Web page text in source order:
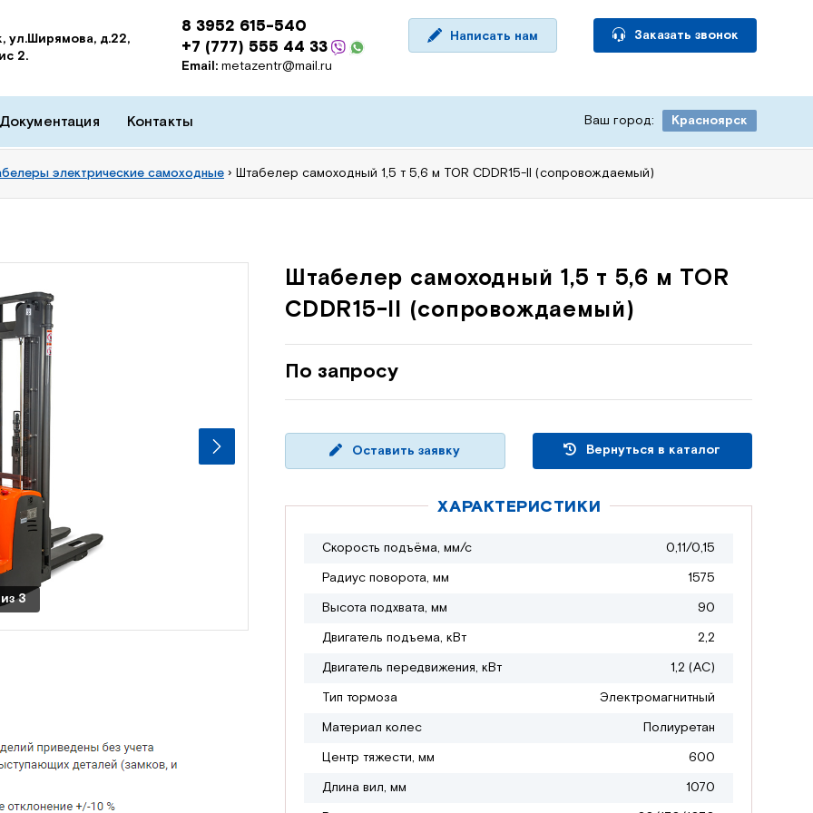
ул.Ширямова, д.22,
2.
8 3952 615-540
+7 (777) 555 44 33
Email: metazentr@mail.ru
Написать нам Заказать звонок
Контакты Ваш город: Красноярск
электрические самоходные › Штабелер самоходный 1,5 т 5,6 м TOR CDDR15-II (сопровождаемый)
3
Штабелер самоходный 1,5 т 5,6 м TOR
CDDR15-II (сопровождаемый)
По запросу
Оставить заявку Вернуться в каталог
ХАРАКТЕРИСТИКИ
Скорость подъёма, мм/с
0,11/0,15
Радиус поворота, мм
1575
Высота подхвата, мм
90
Двигатель подъема, кВт
2,2
Двигатель передвижения, кВт
1,2 (АС)
Тип тормоза
Электромагнитный
Материал колес
Полиуретан
Центр тяжести, мм
600
Длина вил, мм
1070